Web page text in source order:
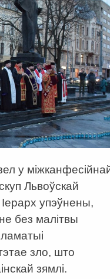
у
Львоўскай
Іерарх упэўнены,
без малітвы
зло, што
зямлі.